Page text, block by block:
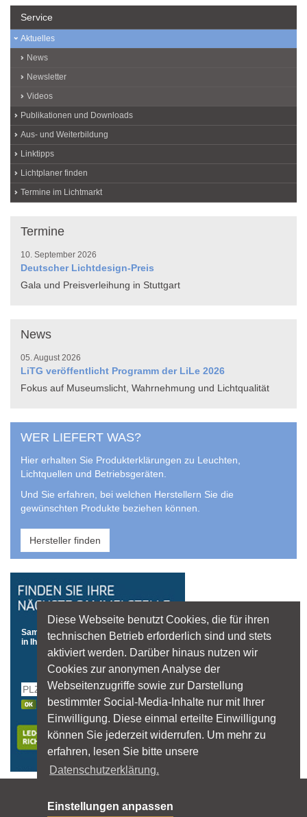
Service
Aktuelles
News
Newsletter
Videos
Publikationen und Downloads
Aus- und Weiterbildung
Linktipps
Lichtplaner finden
Termine im Lichtmarkt
Termine
10. September 2026
Deutscher Lichtdesign-Preis
Gala und Preisverleihung in Stuttgart
News
05. August 2026
LiTG veröffentlicht Programm der LiLe 2026
Fokus auf Museumslicht, Wahrnehmung und Lichtqualität
WER LIEFERT WAS?
Hier erhalten Sie Produkterklärungen zu Leuchten,
Lichtquellen und Betriebsgeräten.
Und Sie erfahren, bei welchen Herstellern Sie die
gewünschten Produkte beziehen können.
Hersteller finden
Sammelstellen
in Ihrer Nähe
Diese Webseite benutzt Cookies, die für ihren
technischen Betrieb erforderlich sind und stets
aktiviert werden. Darüber hinaus nutzen wir
Cookies zur anonymen Analyse der
Webseitenzugriffe sowie zur Darstellung
bestimmter Social-Media-Inhalte nur mit Ihrer
Einwilligung. Diese einmal erteilte Einwilligung
können Sie jederzeit widerrufen. Um mehr zu
erfahren, lesen Sie bitte unsere
Datenschutzerklärung.
Einstellungen anpassen